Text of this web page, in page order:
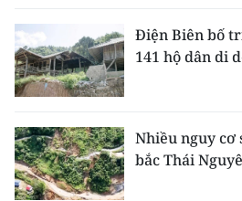
DU LỊCH
THẾ GIỚI
GIÁO DỤC
Điện Biên bố
141 hộ dân di
Nhiều nguy cơ
bắc Thái